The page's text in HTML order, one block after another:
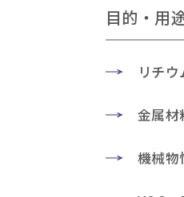
目的・用
リチ
金属材
機械物